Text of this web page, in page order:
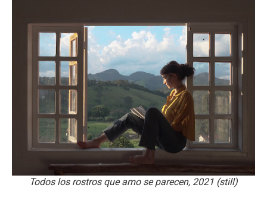
Todos los rostros que amo se parecen, 2021 (still)